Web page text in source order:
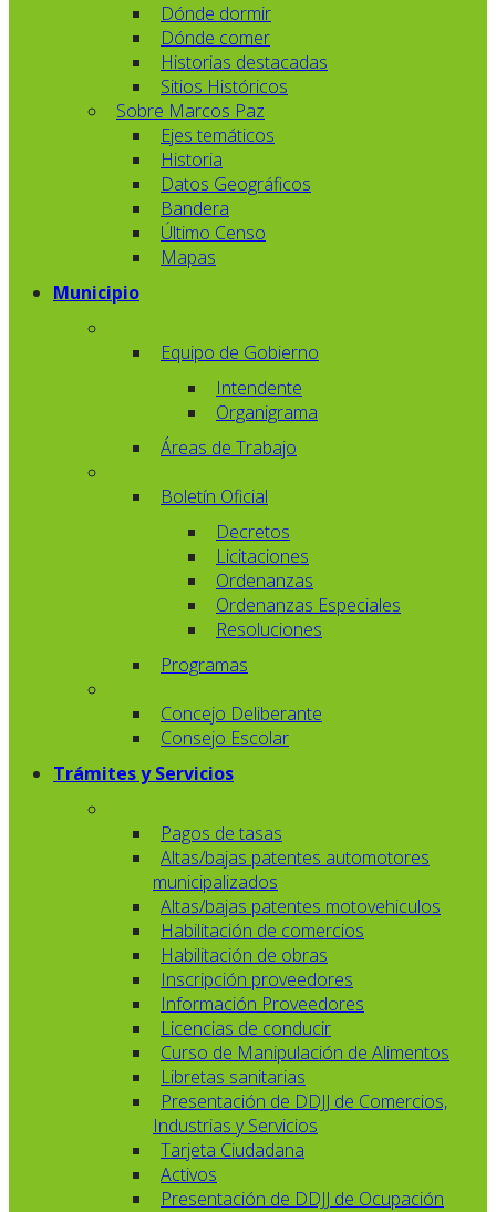
Dónde dormir
Dónde comer
Historias destacadas
Sitios Históricos
Sobre Marcos Paz
Ejes temáticos
Historia
Datos Geográficos
Bandera
Último Censo
Mapas
Municipio
Equipo de Gobierno
Intendente
Organigrama
Áreas de Trabajo
Boletín Oficial
Decretos
Licitaciones
Ordenanzas
Ordenanzas Especiales
Resoluciones
Programas
Concejo Deliberante
Consejo Escolar
Trámites y Servicios
Pagos de tasas
Altas/bajas patentes automotores
municipalizados
Altas/bajas patentes motovehiculos
Habilitación de comercios
Habilitación de obras
Inscripción proveedores
Información Proveedores
Licencias de conducir
Curso de Manipulación de Alimentos
Libretas sanitarias
Presentación de DDJJ de Comercios,
Industrias y Servicios
Tarjeta Ciudadana
Activos
Presentación de DDJJ de Ocupación